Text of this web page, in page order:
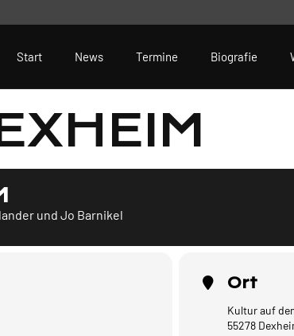
Start News Termine Biografie
und Jo Barnikel
Ort
Kultur auf
55278